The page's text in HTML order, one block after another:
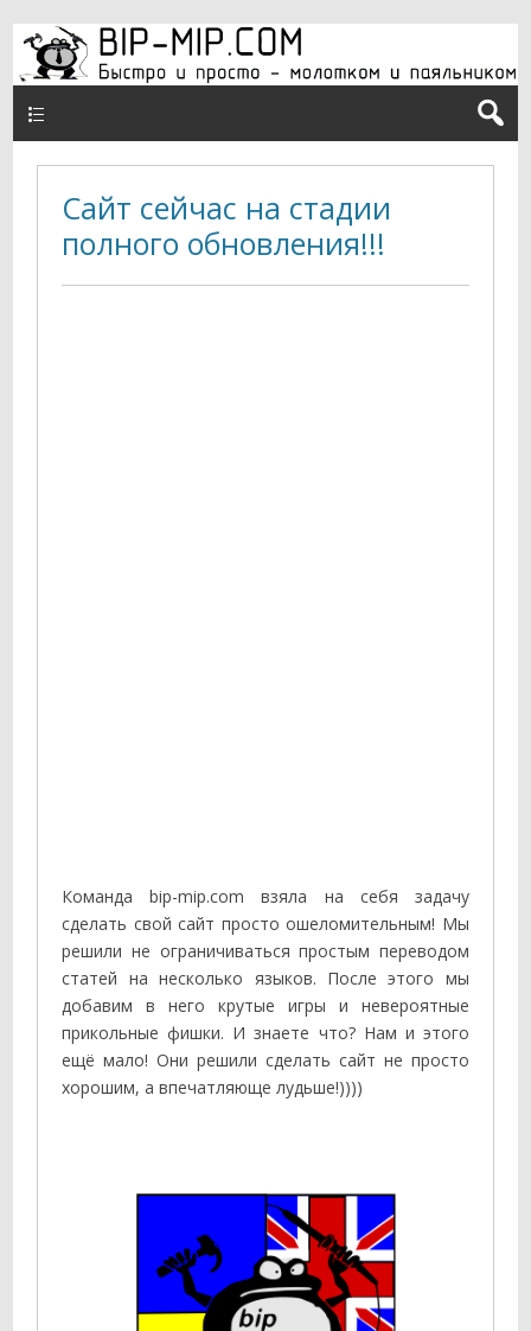
Сайт сейчас на стадии
полного обновления!!!
Команда bip-mip.com взяла на себя задачу
сделать свой сайт просто ошеломительным! Мы
решили не ограничиваться простым переводом
статей на несколько языков. После этого мы
добавим в него крутые игры и невероятные
прикольные фишки. И знаете что? Нам и этого
ещё мало! Они решили сделать сайт не просто
хорошим, а впечатляюще лудьше!))))